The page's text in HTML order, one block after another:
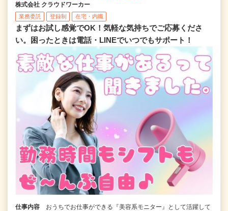
株式会社 クラウドワーカー
業務委託 登録制 在宅・内職
まずはお試し感覚でOK！気軽な気持ちでご応募くださ
い。困ったときは電話・LINEでいつでもサポート！
仕事内容
おうちでお仕事ができる『美容系モニター』として活躍して